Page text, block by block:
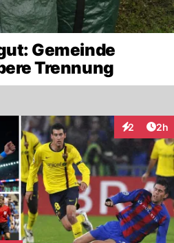
Gemeinde
Trennung
2 2h